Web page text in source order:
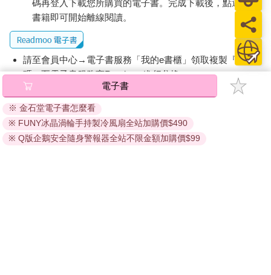
碼再登入下載您所購買的電子書。完成下載後，點選任一
書籍即可開始離線閱讀。
請至會員中心→電子書服務「我的e書櫃」領取複製『兌換
碼』至電子書服務商Readmoo進行兌換。
退換貨須知：
因版權保護，您在金石堂所購買的電子書僅能以金石堂專屬
的閱讀軟體開啟閱讀，無法以其他閱讀器或直接下載檔案。
依據「消費者保護法」第19條及行政院消費者保護處公告之
電子書
※ 金石堂電子書怎麼看
※ FUNY冰晶渦輪手持製冷風扇全站加購價$490
※ Q版企鵝安全隨身警報器全站不限金額加購價$99